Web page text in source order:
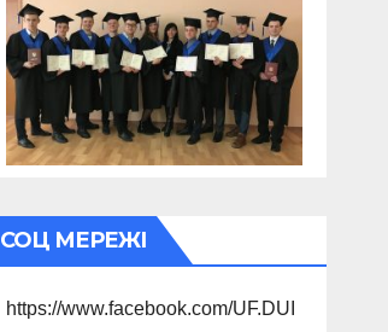
СОЦ МЕРЕЖІ
https://www.facebook.com/UF.DUI